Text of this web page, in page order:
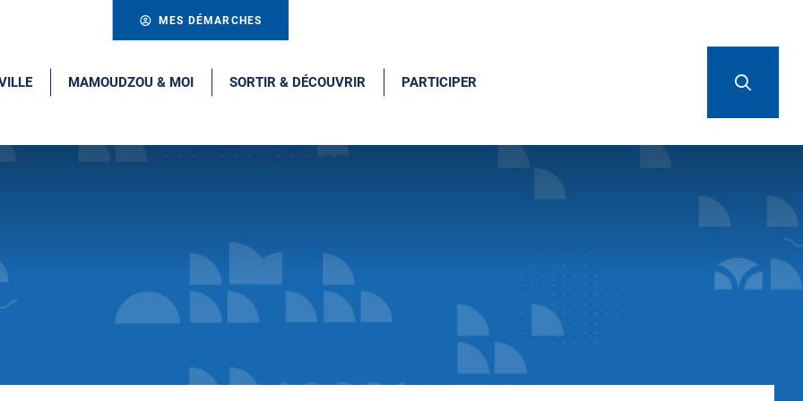
MES DÉMARCHES
MAMOUDZOU & MOI SORTIR & DÉCOUVRIR PARTICIPER